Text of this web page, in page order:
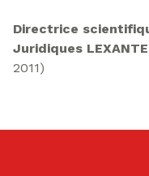
Directrice
Juridiques
2011)